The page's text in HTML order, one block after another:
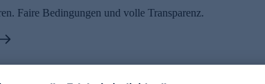
Faire Bedingungen und volle Transparenz.